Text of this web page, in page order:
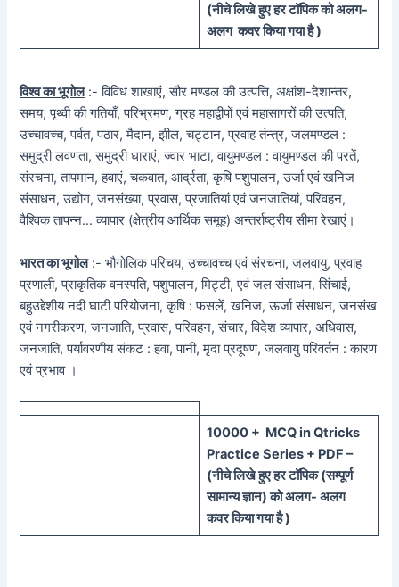
(नीचेलिखे हुएहर टॉपिक कोअलग-
अलग कवर किया गया है )
विश्व का भूगोल:- विविध शाखाएं, सौर मण्डल की उत्पत्ति, अक्षांश-देशान्तर,
समय, पृथ्वी की गतियाँ, परिभ्रमण, ग्रह महाद्वीपों एवं महासागरों की उत्पति,
उच्चावच्च, पर्वत, पठार, मैदान, झील, चट्टान, प्रवाह तंन्त्र, जलमण्डल :
समुद्री लवणता, समुद्री धाराएं, ज्वार भाटा, वायुमण्डल : वायुमण्डल की परतें,
संरचना, तापमान, हवाएं, चकवात, आर्द्रता, कृषि पशुपालन, उर्जा एवं खनिज
संसाधन, उद्योग, जनसंख्या, प्रवास, प्रजातियां एवं जनजातियां, परिवहन,
वैश्विक तापन्न… व्यापार (क्षेत्रीय आर्थिक समूह) अन्तर्राष्ट्रीय सीमा रेखाएं।
भारत का भूगोल:- भौगोलिक परिचय, उच्चावच्च एवं संरचना, जलवायु, प्रवाह
प्रणाली, प्राकृतिक वनस्पति, पशुपालन, मिट्टी, एवं जल संसाधन, सिंचाई,
बहुउद्देशीय नदी घाटी परियोजना, कृषि : फसलें, खनिज, ऊर्जा संसाधन, जनसंख
एवं नगरीकरण, जनजाति, प्रवास, परिवहन, संचार, विदेश व्यापार, अधिवास,
जनजाति, पर्यावरणीय संकट : हवा, पानी, मृदा प्रदूषण, जलवायु परिवर्तन : कारण
एवं प्रभाव ।
10000 + MCQ in Qtricks
Practice Series + PDF –
(नीचेलिखे हुएहर टॉपिक(सम्पूर्ण
सामान्य ज्ञान) कोअलग- अलग
कवर किया गया है )